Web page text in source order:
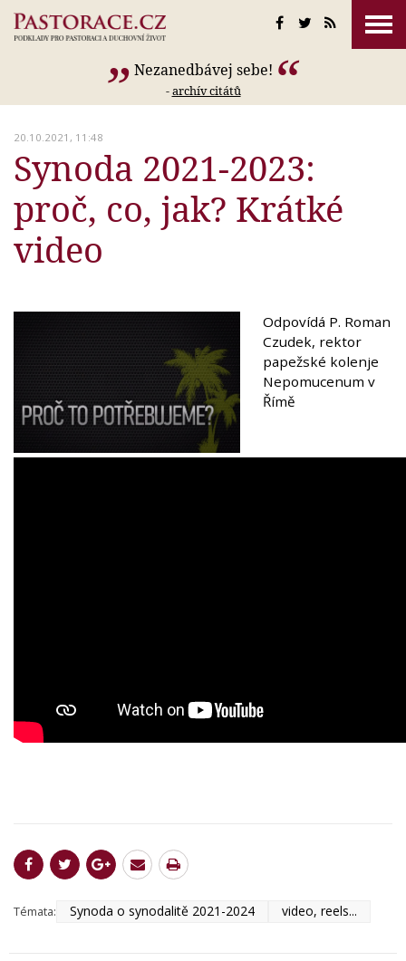
Nezanedbávej sebe!
-archív citátů
20.10.2021, 11:48
Synoda 2021-2023:
proč, co, jak? Krátké
video
Odpovídá P. Roman
Czudek, rektor
papežské kolenje
Nepomucenum v
Římě
Témata: Synoda o synodalitě 2021-2024 video, reels...